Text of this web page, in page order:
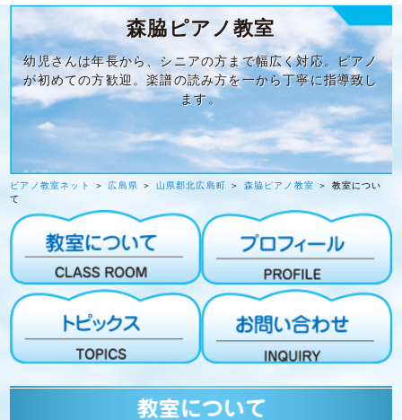
森脇ピアノ教室
幼児さんは年長から、シニアの方まで幅広く対応。ピアノ
が初めての方歓迎。楽譜の読み方を一から丁寧に指導致し
ます。
ピアノ教室ネット ＞ 広島県 ＞ 山県郡北広島町 ＞ 森脇ピアノ教室 ＞ 教室につい
て